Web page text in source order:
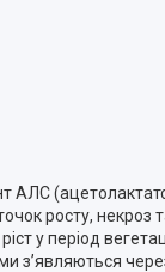
АЛС
росту, некроз
у період
з’являються